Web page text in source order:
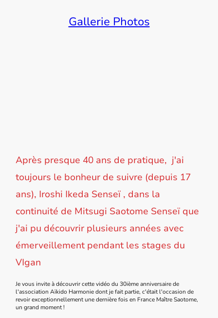
Gallerie Photos
Après presque 40 ans de pratique, j'ai
toujours le bonheur de suivre (depuis 17
ans), Iroshi Ikeda Senseï , dans la
continuité de Mitsugi Saotome Senseï que
j'ai pu découvrir plusieurs années avec
émerveillement pendant les stages du
VIgan
Je vous invite à découvrir cette vidéo du 30ième anniversaire de
l'association Aïkido Harmonie dont je fait partie, c'était l'occasion de
revoir exceptionnellement une dernière fois en France Maître Saotome,
un grand moment !